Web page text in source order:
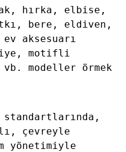
hırka, elbise,
bere, eldiven,
aksesuarı
motifli
modeller örmek
çevreyle
yönetimiyle